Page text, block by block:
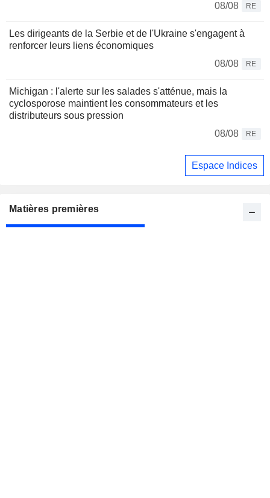
08/08
RE
Les dirigeants de la Serbie et de l'Ukraine s'engagent à
renforcer leurs liens économiques
08/08
RE
Michigan : l'alerte sur les salades s'atténue, mais la
cyclosporose maintient les consommateurs et les
distributeurs sous pression
08/08
RE
Espace Indices
Matières premières